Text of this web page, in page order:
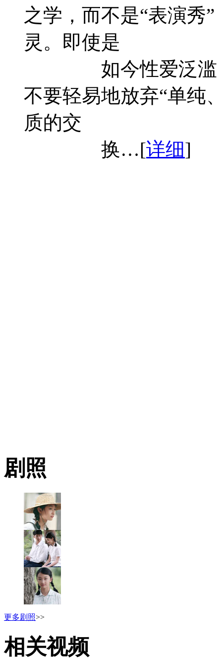
之学，而不是“表演秀
灵。即使是
如今性爱泛
不要轻易地放弃“单纯
质的交
换…[详细]
剧照
更多剧照>>
相关视频